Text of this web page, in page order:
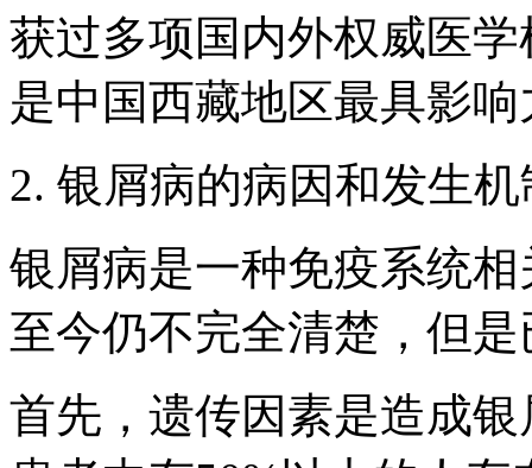
获过多项国内外权威医
是中国西藏地区最具影
2. 银屑病的病因和发生机
银屑病是一种免疫系统
至今仍不完全清楚，但
首先，遗传因素是造成